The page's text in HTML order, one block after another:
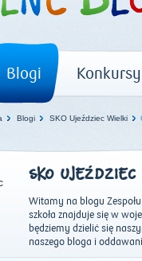
Blogi Konkursy
Blogi SKO Ujeździec Wielki
SKO UJEŹDZIEC
Witamy na blogu
szkoła znajduje się w
będziemy dzielić się
naszego bloga i